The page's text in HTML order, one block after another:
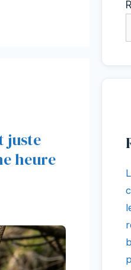
juste
heure